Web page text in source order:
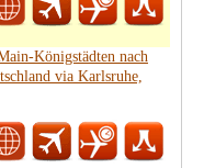
Königstädten nach
via Karlsruhe,